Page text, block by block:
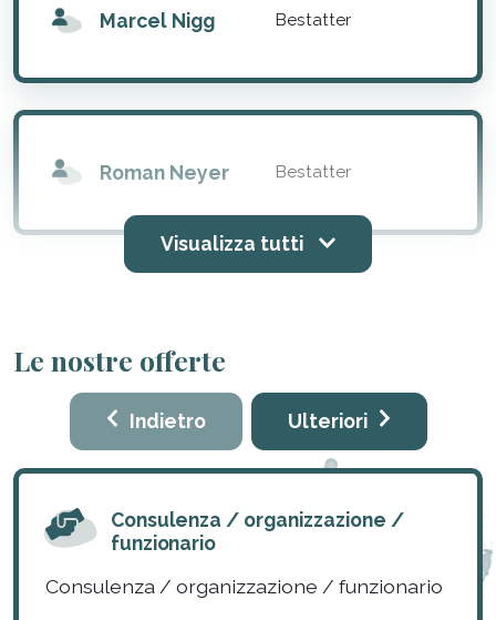
Marcel Nigg Bestatter
Roman Neyer Bestatter
Visualizza tutti
Le nostre offerte
Indietro Ulteriori
Consulenza / organizzazione /
funzionario
Consulenza / organizzazione / funzionario